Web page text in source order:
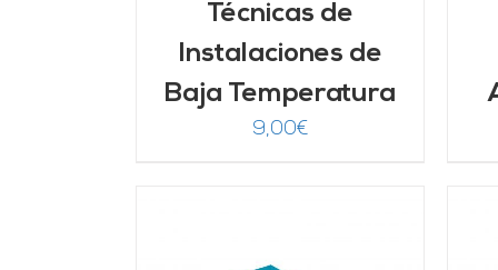
Técnicas de
Instalaciones de
Baja Temperatura
9,00€